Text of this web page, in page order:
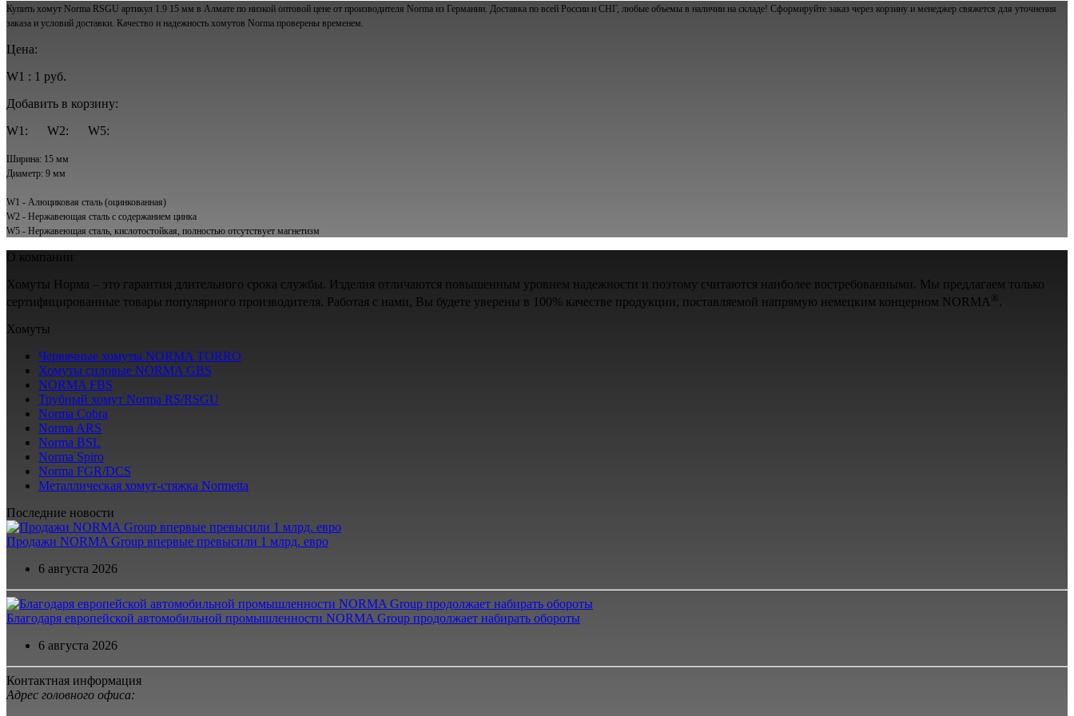
Купить хомут Norma RSGU артикул 1.9 15 мм в Алмате по низкой оптовой цене от производителя Norma из Германии. Доставка по всей России и СНГ, любые объемы в наличии на складе! Сформируйте заказ через корзину и менеджер свяжется для уточнения
заказа и условий доставки. Качество и надежность хомутов Norma проверены временем.
Цена:
W1 : 1 руб.
Добавить в корзину:
W1:
W2: W5:
Ширина: 15 мм
Диаметр: 9 мм
W1 - Алюциковая сталь (оцинкованная)
W2 - Нержавеющая сталь с содержанием цинка
W5 - Нержавеющая сталь, кислотостойкая, полностью отсутствует магнетизм
О компании
Хомуты Норма – это гарантия длительного срока службы. Изделия отличаются повышенным уровнем надежности и поэтому считаются наиболее востребованными. Мы предлагаем только
сертифицированные товары популярного производителя. Работая с нами, Вы будете уверены в 100% качестве продукции, поставляемой напрямую немецким концерном NORMA ® .
Хомуты
Червячные хомуты NORMA TORRO
Хомуты силовые NORMA GBS
NORMA FBS
Трубный хомут Norma RS/RSGU
Norma Cobra
Norma ARS
Norma BSL
Norma Spiro
Norma FGR/DCS
Металлическая хомут-стяжка Normetta
Последние новости
Продажи NORMA Group впервые превысили 1 млрд. евро
6 августа 2026
Благодаря европейской автомобильной промышленности NORMA Group продолжает набирать обороты
6 августа 2026
Контактная информация
Адрес головного офиса: